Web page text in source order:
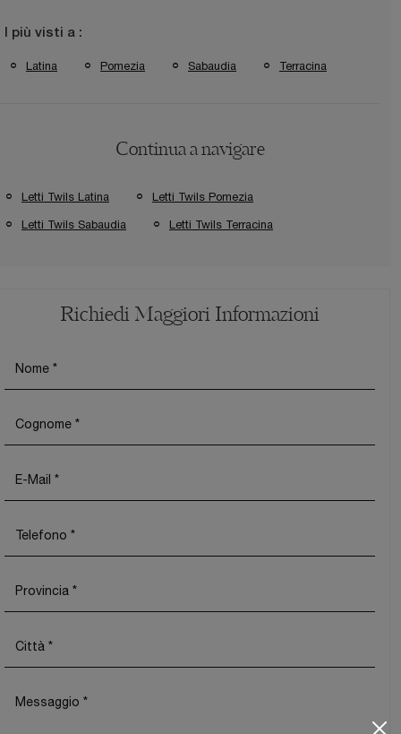
I più visti a :
Latina Pomezia Sabaudia Terracina
Continua a navigare
Letti Twils Latina Letti Twils Pomezia
Letti Twils Sabaudia Letti Twils Terracina
Richiedi Maggiori Informazioni